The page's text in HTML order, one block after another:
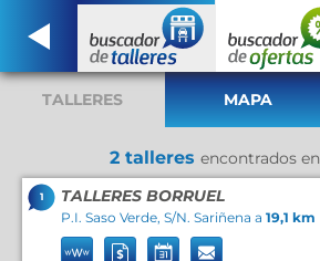
TALLERES MAPA
2 talleres encontrados en
1 TALLERES BORRUEL
P.I. Saso Verde, S/N. Sariñena a 19,1 km